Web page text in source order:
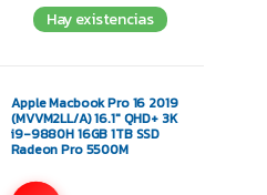
Hay existencias
Apple Macbook Pro 16 2019
(MVVM2LL/A) 16.1″ QHD+ 3K
i9-9880H 16GB 1TB SSD
Radeon Pro 5500M